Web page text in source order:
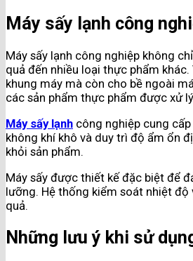
Máy sấy lạnh công
Máy sấy lạnh công nghiệp không
quả đến nhiều loại thực phẩm
khung máy mà còn cho bề ngoài
các sản phẩm thực phẩm được xử
Máy sấy lạnh công nghiệp cung
không khí khô và duy trì độ ẩm ổn
khỏi sản phẩm.
Máy sấy được thiết kế đặc biệt để
lưỡng. Hệ thống kiểm soát nhiệt
quả.
Những lưu ý khi sử